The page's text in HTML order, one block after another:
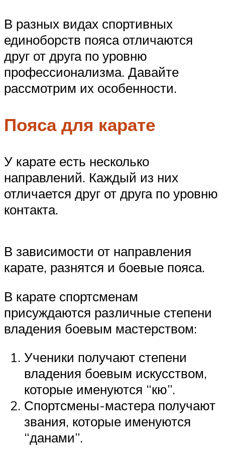
В разных видах спортивных
единоборств пояса отличаются
друг от друга по уровню
профессионализма. Давайте
рассмотрим их особенности.
Пояса для карате
У карате есть несколько
направлений. Каждый из них
отличается друг от друга по уровню
контакта.
В зависимости от направления
карате, разнятся и боевые пояса.
В карате спортсменам
присуждаются различные степени
владения боевым мастерством:
Ученики получают степени
владения боевым искусством,
которые именуются “кю”.
Спортсмены-мастера получают
звания, которые именуются
“данами”.